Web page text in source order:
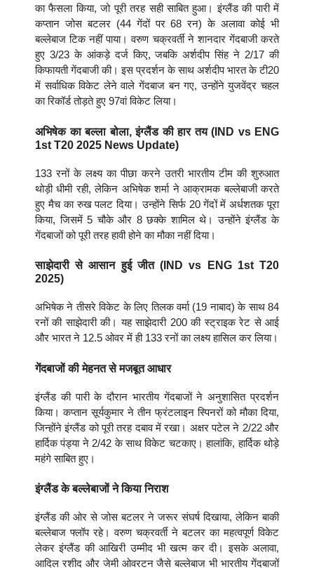
का फैसला किया, जो पूरी तरह सही साबित हुआ। इंग्लैंड की पारी में
कप्तान जोस बटलर (44 गेंदों पर 68 रन) के अलावा कोई भी
बल्लेबाज टिक नहीं पाया। वरुण चक्रवर्ती ने शानदार गेंदबाजी करते
हुए 3/23 के आंकड़े दर्ज किए, जबकि अर्शदीप सिंह ने 2/17 की
किफायती गेंदबाजी की। इस प्रदर्शन के साथ अर्शदीप भारत के टी20
में सर्वाधिक विकेट लेने वाले गेंदबाज बन गए, उन्होंने युजवेंद्र चहल
का रिकॉर्ड तोड़ते हुए 97वां विकेट लिया।
अभिषेक का बल्ला बोला, इंग्लैंड की हार तय (IND vs ENG
1st T20 2025 News Update)
133 रनों के लक्ष्य का पीछा करने उतरी भारतीय टीम की शुरुआत
थोड़ी धीमी रही, लेकिन अभिषेक शर्मा ने आक्रामक बल्लेबाजी करते
हुए मैच का रुख पलट दिया। उन्होंने सिर्फ 20 गेंदों में अर्धशतक पूरा
किया, जिसमें 5 चौके और 8 छक्के शामिल थे। उन्होंने इंग्लैंड के
गेंदबाजों को पूरी तरह हावी होने का मौका नहीं दिया।
साझेदारी से आसान हुई जीत (IND vs ENG 1st T20
2025)
अभिषेक ने तीसरे विकेट के लिए तिलक वर्मा (19 नाबाद) के साथ 84
रनों की साझेदारी की। यह साझेदारी 200 की स्ट्राइक रेट से आई
और भारत ने 12.5 ओवर में ही 133 रनों का लक्ष्य हासिल कर लिया।
गेंदबाजों की मेहनत से मजबूत आधार
इंग्लैंड की पारी के दौरान भारतीय गेंदबाजों ने अनुशासित प्रदर्शन
किया। कप्तान सूर्यकुमार ने तीन फ्रंटलाइन स्पिनरों को मौका दिया,
जिन्होंने इंग्लैंड को पूरी तरह दबाव में रखा। अक्षर पटेल ने 2/22 और
हार्दिक पंड्या ने 2/42 के साथ विकेट चटकाए। हालांकि, हार्दिक थोड़े
महंगे साबित हुए।
इंग्लैंड के बल्लेबाजों ने किया निराश
इंग्लैंड की ओर से जोस बटलर ने जरूर संघर्ष दिखाया, लेकिन बाकी
बल्लेबाज फ्लॉप रहे। वरुण चक्रवर्ती ने बटलर का महत्वपूर्ण विकेट
लेकर इंग्लैंड की आखिरी उम्मीद भी खत्म कर दी। इसके अलावा,
आदिल रशीद और जेमी ओवरटन जैसे बल्लेबाज भी भारतीय गेंदबाजों